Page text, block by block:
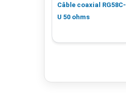
Câble coaxial RG58C-
U 50 ohms